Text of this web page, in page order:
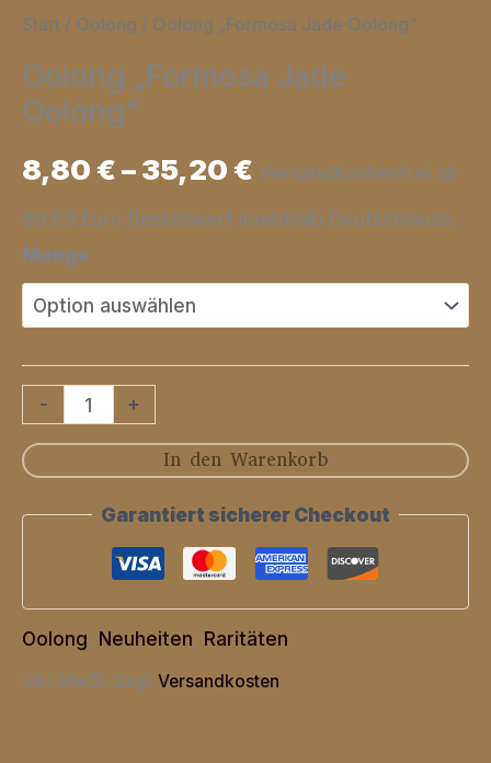
Start / Oolong / Oolong „Formosa Jade Oolong“
Oolong „Formosa Jade
Oolong“
8,80€–35,20€ Versandkostenfrei ab
80,00 Euro Bestellwert innerhalb Deutschlands.
Menge
-
Oolong
Jade
+
In den Warenkorb
Garantiert sicherer Checkout
Oolong Neuheiten Raritäten
inkl. MwSt. zzgl. Versandkosten